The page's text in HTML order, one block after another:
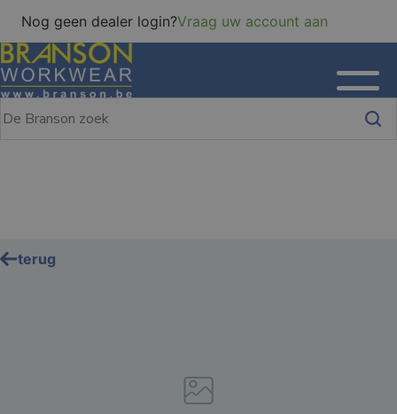
Nog geen dealer login?Vraag uw account aan
terug